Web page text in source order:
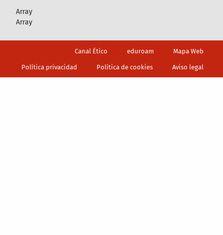
Array
Array
Canal Ético eduroam Mapa Web
Política privacidad Política de cookies Aviso legal